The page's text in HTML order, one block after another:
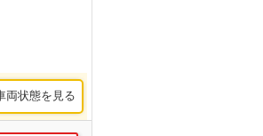
両状態を見る